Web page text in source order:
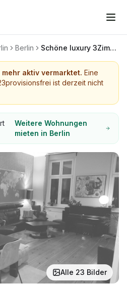
Berlin Schöne luxury 3Zimmer mit Parkblick langfristig
aktiv vermarktet. Eine
ist derzeit nicht
Weitere Wohnungen
mieten in Berlin
Alle 23 Bilder